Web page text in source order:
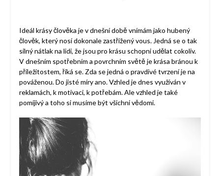
Ideál krásy člověka je v dnešní době vnímám jako hubený
člověk, který nosí dokonale zastřižený vous. Jedná se o tak
silný nátlak na lidi, že jsou pro krásu schopni udělat cokoliv.
V dnešním spotřebním a povrchním světě je krása bránou k
příležitostem, říká se. Zda se jedná o pravdivé tvrzení je na
pováženou. Do jisté míry ano. Vzhled je dnes využíván v
reklamách, k motivaci, k potřebám. Ale vzhled je také
pomíjivý a toho si musíme být všichni vědomi.